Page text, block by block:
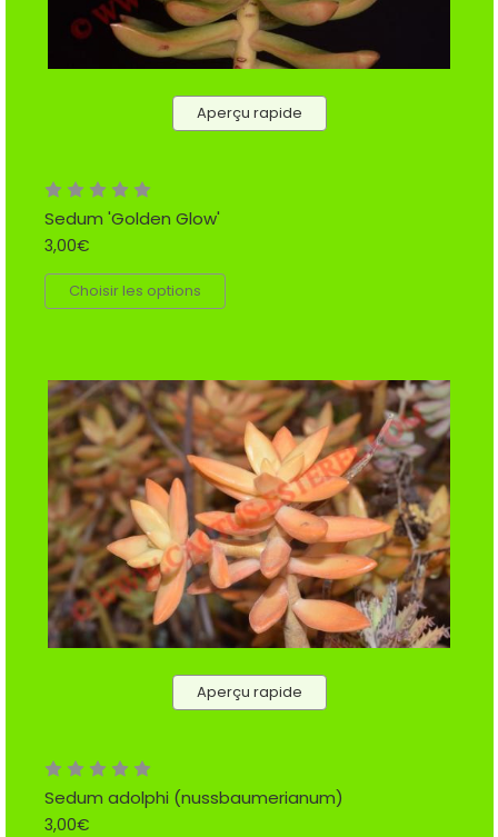
Aperçu rapide
Sedum 'Golden Glow'
3,00€
Choisir les options
Aperçu rapide
Sedum adolphi (nussbaumerianum)
3,00€